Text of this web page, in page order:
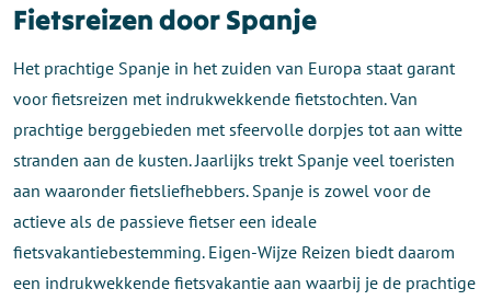
Fietsreizen door Spanje
Het prachtige Spanje in het zuiden van Europa staat garant
voor fietsreizen met indrukwekkende fietstochten. Van
prachtige berggebieden met sfeervolle dorpjes tot aan witte
stranden aan de kusten. Jaarlijks trekt Spanje veel toeristen
aan waaronder fietsliefhebbers. Spanje is zowel voor de
actieve als de passieve fietser een ideale
fietsvakantiebestemming. Eigen-Wijze Reizen biedt daarom
een indrukwekkende fietsvakantie aan waarbij je de prachtige